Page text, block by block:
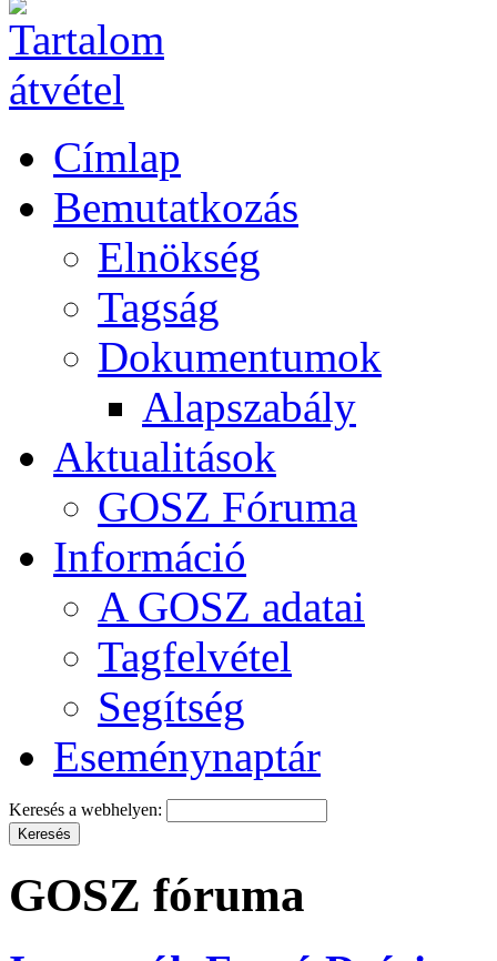
Címlap
Bemutatkozás
Elnökség
Tagság
Dokumentumok
Alapszabály
Aktualitások
GOSZ Fóruma
Információ
A GOSZ adatai
Tagfelvétel
Segítség
Eseménynaptár
Keresés a webhelyen:
GOSZ fóruma